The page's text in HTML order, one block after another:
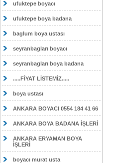
ufuktepe boyacı
ufuktepe boya badana
baglum boya ustası
seyranbagları boyacı
seyranbagları boya badana
.....FİYAT LİSTEMİZ.....
boya ustası
ANKARA BOYACI 0554 184 41 66
ANKARA BOYA BADANA İŞLERİ
ANKARA ERYAMAN BOYA
İŞLERİ
boyacı murat usta